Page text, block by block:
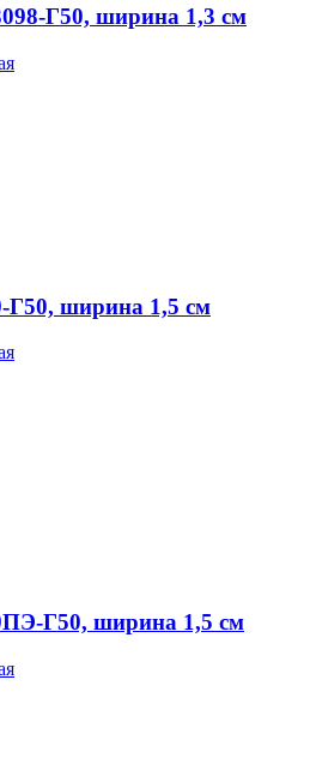
Г50, ширина 1,3 см
Г50, ширина 1,5 см
Г50, ширина 1,5 см